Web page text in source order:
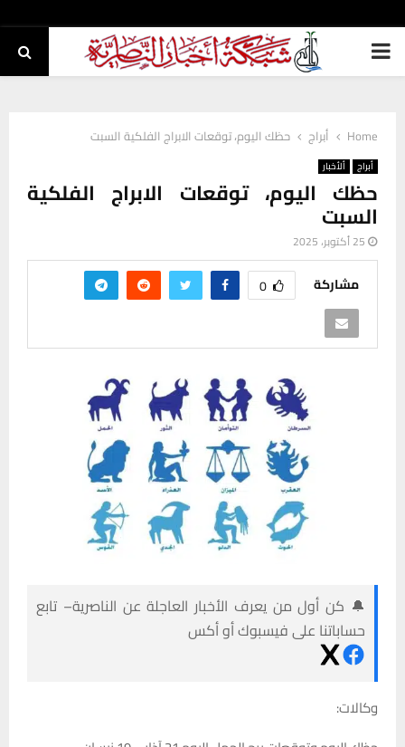
PRIMARY
Home أبراج حظك اليوم، توقعات الابراج الفلكية السبت
أبراج ألأخبار
حظك اليوم، توقعات الابراج الفلكية
السبت
25 أكتوبر، 2025
مشاركة 0
🔔 كن أول من يعرف الأخبار العاجلة عن الناصرية– تابع
حساباتنا على فيسبوك أو أكس
وكالات: